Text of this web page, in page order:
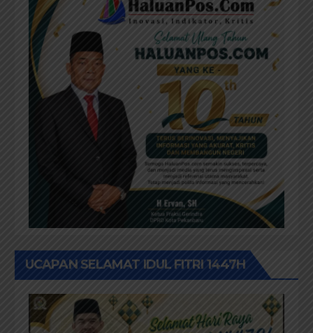
UCAPAN SELAMAT IDUL FITRI 1447H